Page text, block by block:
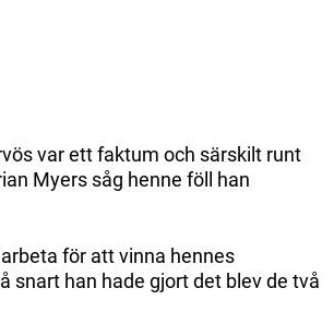
var ett faktum och särskilt runt
Myers såg henne föll han
för att vinna hennes
snart han hade gjort det blev de två